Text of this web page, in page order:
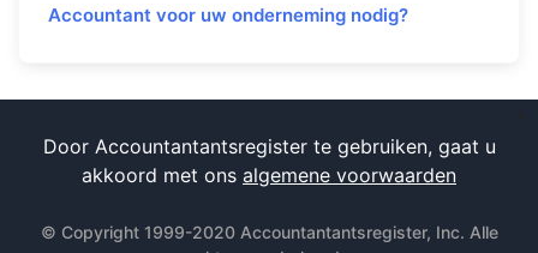
Accountant voor uw onderneming nodig?
Door Accountantantsregister te gebruiken, gaat u
akkoord met ons algemene voorwaarden
© Copyright 1999-2020 Accountantantsregister, Inc. Alle